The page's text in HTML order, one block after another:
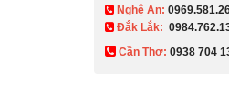
Nghệ An:
Đắk Lắk:
Cần Thơ:0938 704